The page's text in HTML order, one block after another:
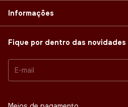
Informações
Fique por dentro das novidades